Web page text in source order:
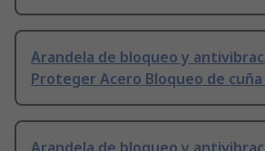
Arandela de bloqueo y
Proteger Acero Bloqueo de cuña